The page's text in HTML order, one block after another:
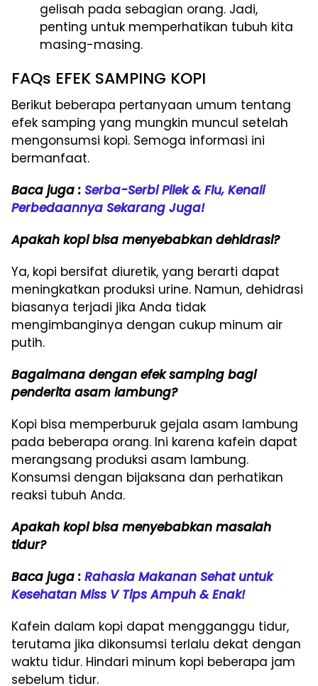
gelisah pada sebagian orang. Jadi,
penting untuk memperhatikan tubuh kita
masing-masing.
FAQs EFEK SAMPING KOPI
Berikut beberapa pertanyaan umum tentang
efek samping yang mungkin muncul setelah
mengonsumsi kopi. Semoga informasi ini
bermanfaat.
Baca juga : Serba-Serbi Pilek & Flu, Kenali
Perbedaannya Sekarang Juga!
Apakah kopi bisa menyebabkan dehidrasi?
Ya, kopi bersifat diuretik, yang berarti dapat
meningkatkan produksi urine. Namun, dehidrasi
biasanya terjadi jika Anda tidak
mengimbanginya dengan cukup minum air
putih.
Bagaimana dengan efek samping bagi
penderita asam lambung?
Kopi bisa memperburuk gejala asam lambung
pada beberapa orang. Ini karena kafein dapat
merangsang produksi asam lambung.
Konsumsi dengan bijaksana dan perhatikan
reaksi tubuh Anda.
Apakah kopi bisa menyebabkan masalah
tidur?
Baca juga : Rahasia Makanan Sehat untuk
Kesehatan Miss V Tips Ampuh & Enak!
Kafein dalam kopi dapat mengganggu tidur,
terutama jika dikonsumsi terlalu dekat dengan
waktu tidur. Hindari minum kopi beberapa jam
sebelum tidur.